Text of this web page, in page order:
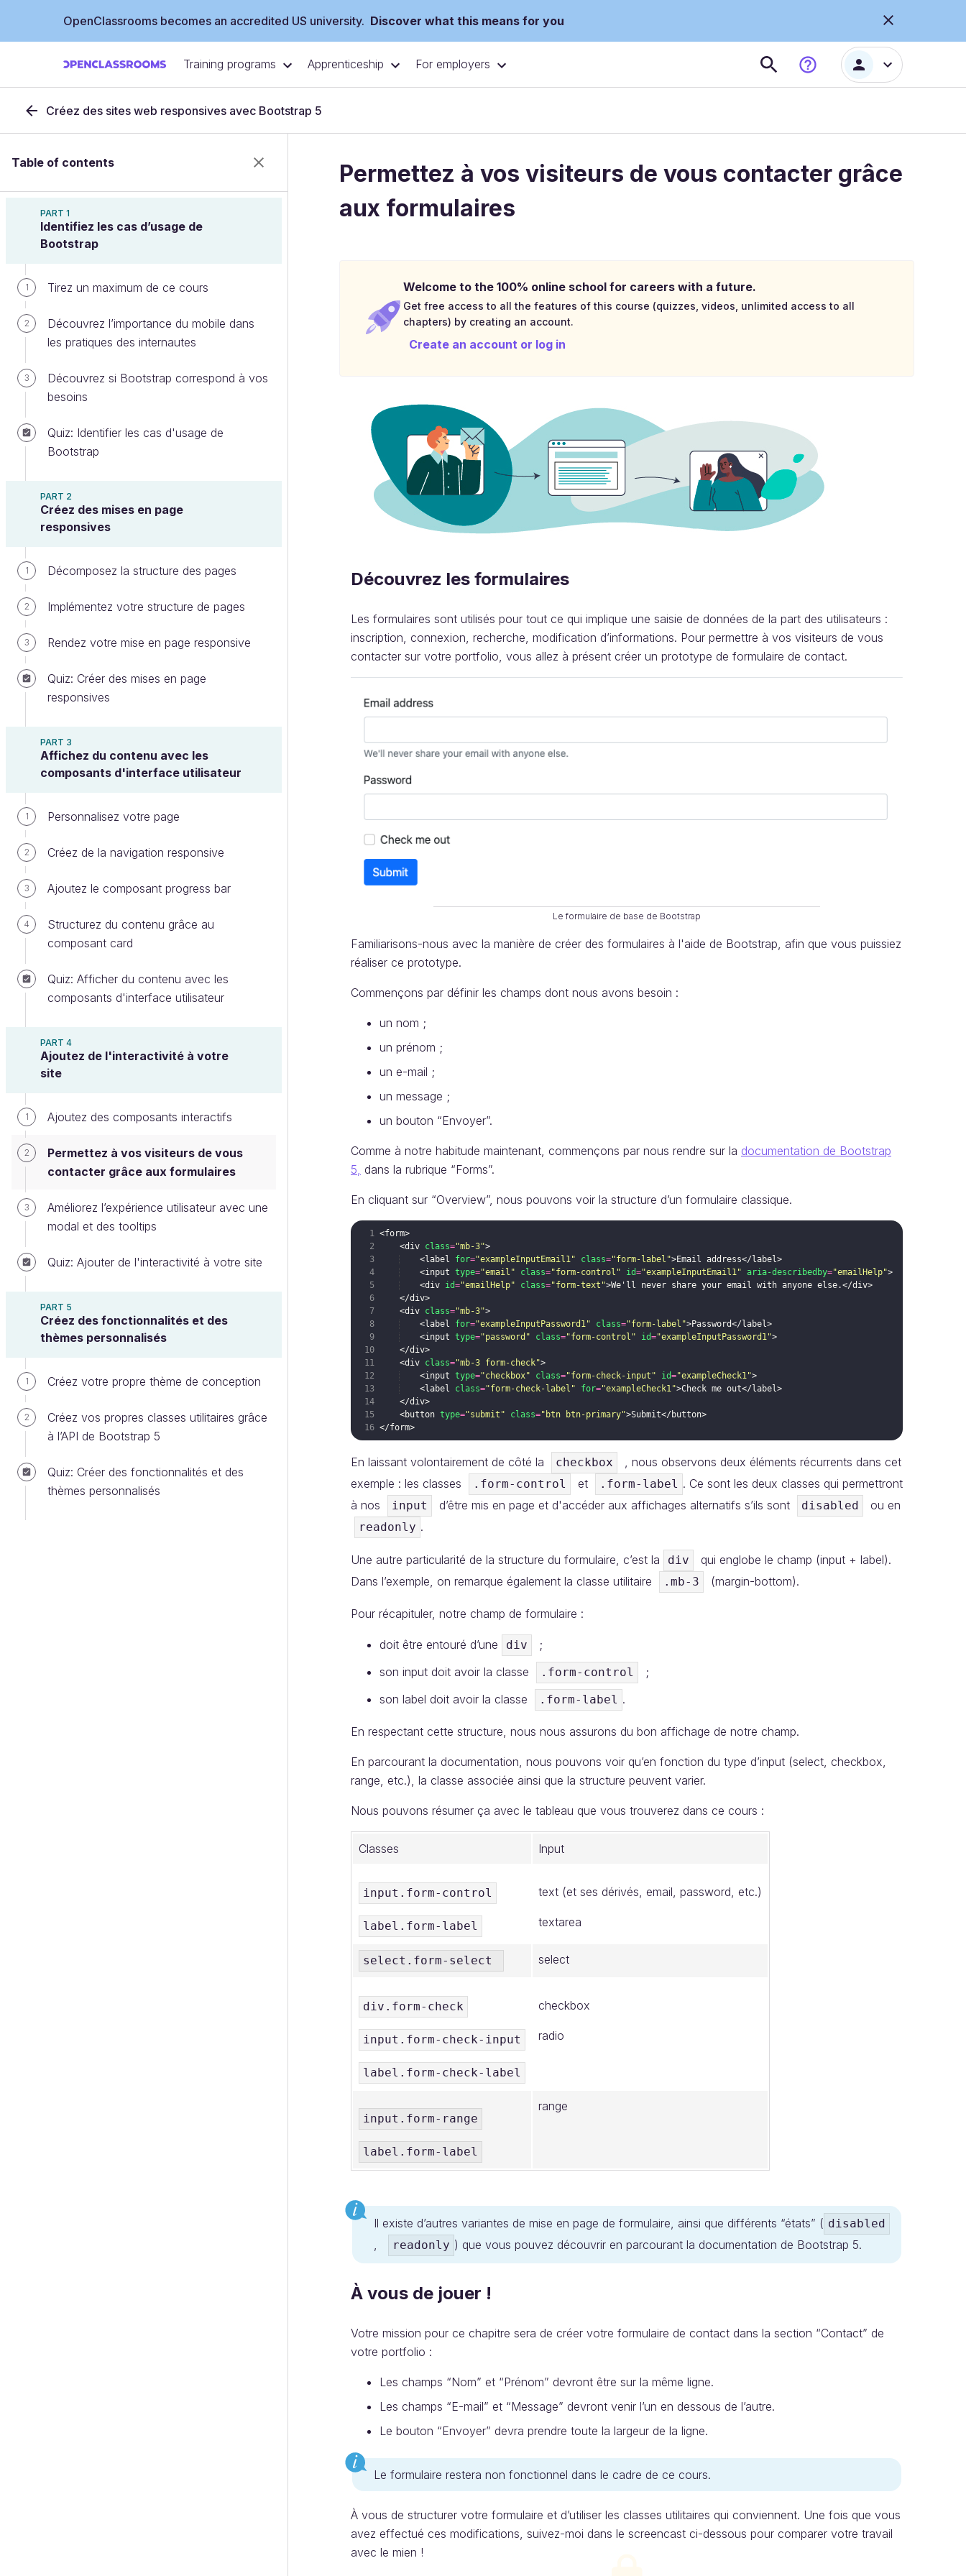
OpenClassrooms becomes an accredited US university. Discover what this means for you
Training programs Apprenticeship For employers
Créez des sites web responsives avec Bootstrap 5
Table of contents
PART 1
Identifiez les cas d’usage de
Bootstrap
1 Tirez un maximum de ce cours
2
Découvrez l’importance du mobile dans
les pratiques des internautes
3
Découvrez si Bootstrap correspond à vos
besoins
Quiz: Identifier les cas d'usage de
Bootstrap
PART 2
Créez des mises en page
responsives
1 Décomposez la structure des pages
2 Implémentez votre structure de pages
3 Rendez votre mise en page responsive
Quiz: Créer des mises en page
responsives
PART 3
Affichez du contenu avec les
composants d'interface utilisateur
1 Personnalisez votre page
2 Créez de la navigation responsive
3 Ajoutez le composant progress bar
4
Structurez du contenu grâce au
composant card
Quiz: Afficher du contenu avec les
composants d'interface utilisateur
PART 4
Ajoutez de l'interactivité à votre
site
1 Ajoutez des composants interactifs
2
Permettez à vos visiteurs de vous
contacter grâce aux formulaires
3
Améliorez l’expérience utilisateur avec une
modal et des tooltips
Quiz: Ajouter de l'interactivité à votre site
PART 5
Créez des fonctionnalités et des
thèmes personnalisés
1 Créez votre propre thème de conception
2
Créez vos propres classes utilitaires grâce
à l’API de Bootstrap 5
Quiz: Créer des fonctionnalités et des
thèmes personnalisés
Permettez à vos visiteurs de vous contacter grâce
aux formulaires
Welcome to the 100% online school for careers with a future.
Get free access to all the features of this course (quizzes, videos, unlimited access to all
chapters) by creating an account.
Create an account or log in
Découvrez les formulaires
Les formulaires sont utilisés pour tout ce qui implique une saisie de données de la part des utilisateurs :
inscription, connexion, recherche, modification d’informations. Pour permettre à vos visiteurs de vous
contacter sur votre portfolio, vous allez à présent créer un prototype de formulaire de contact.
Le formulaire de base de Bootstrap
Familiarisons-nous avec la manière de créer des formulaires à l'aide de Bootstrap, afin que vous puissiez
réaliser ce prototype.
Commençons par définir les champs dont nous avons besoin :
un nom ;
un prénom ;
un e-mail ;
un message ;
un bouton “Envoyer”.
Comme à notre habitude maintenant, commençons par nous rendre sur la documentation de Bootstrap
5, dans la rubrique “Forms”.
En cliquant sur “Overview”, nous pouvons voir la structure d’un formulaire classique.
<form>
<div class="mb-3">
<label for="exampleInputEmail1" class="form-label">Email address</label>
<input type="email" class="form-control" id="exampleInputEmail1" aria-describedby="emailHelp">
<div id="emailHelp" class="form-text">We'll never share your email with anyone else.</div>
</div>
<div class="mb-3">
<label for="exampleInputPassword1" class="form-label">Password</label>
<input type="password" class="form-control" id="exampleInputPassword1">
</div>
<div class="mb-3 form-check">
<input type="checkbox" class="form-check-input" id="exampleCheck1">
<label class="form-check-label" for="exampleCheck1">Check me out</label>
</div>
<button type="submit" class="btn btn-primary">Submit</button>
</form>
En laissant volontairement de côté la checkbox
, nous observons deux éléments récurrents dans cet
exemple : les classes
.form-control et .form-label . Ce sont les deux classes qui permettront
à nos
input d’être mis en page et d'accéder aux affichages alternatifs s’ils sont disabled ou en
readonly .
Une autre particularité de la structure du formulaire, c’est la div
qui englobe le champ (input + label).
Dans l’exemple, on remarque également la classe utilitaire
.mb-3 (margin-bottom).
Pour récapituler, notre champ de formulaire :
doit être entouré d’une div
;
son input doit avoir la classe
.form-control
;
son label doit avoir la classe
.form-label .
En respectant cette structure, nous nous assurons du bon affichage de notre champ.
En parcourant la documentation, nous pouvons voir qu’en fonction du type d’input (select, checkbox,
range, etc.), la classe associée ainsi que la structure peuvent varier.
Nous pouvons résumer ça avec le tableau que vous trouverez dans ce cours :
Classes Input
input.form-control
label.form-label
text (et ses dérivés, email, password, etc.)
textarea
select.form-select select
div.form-check
input.form-check-input
label.form-check-label
checkbox
radio
input.form-range
label.form-label
range
Il existe d’autres variantes de mise en page de formulaire, ainsi que différents “états” ( disabled
, readonly ) que vous pouvez découvrir en parcourant la documentation de Bootstrap 5.
À vous de jouer !
Votre mission pour ce chapitre sera de créer votre formulaire de contact dans la section “Contact” de
votre portfolio :
Les champs “Nom” et “Prénom” devront être sur la même ligne.
Les champs “E-mail” et “Message” devront venir l’un en dessous de l’autre.
Le bouton “Envoyer” devra prendre toute la largeur de la ligne.
Le formulaire restera non fonctionnel dans le cadre de ce cours.
À vous de structurer votre formulaire et d’utiliser les classes utilitaires qui conviennent. Une fois que vous
avez effectué ces modifications, suivez-moi dans le screencast ci-dessous pour comparer votre travail
avec le mien !